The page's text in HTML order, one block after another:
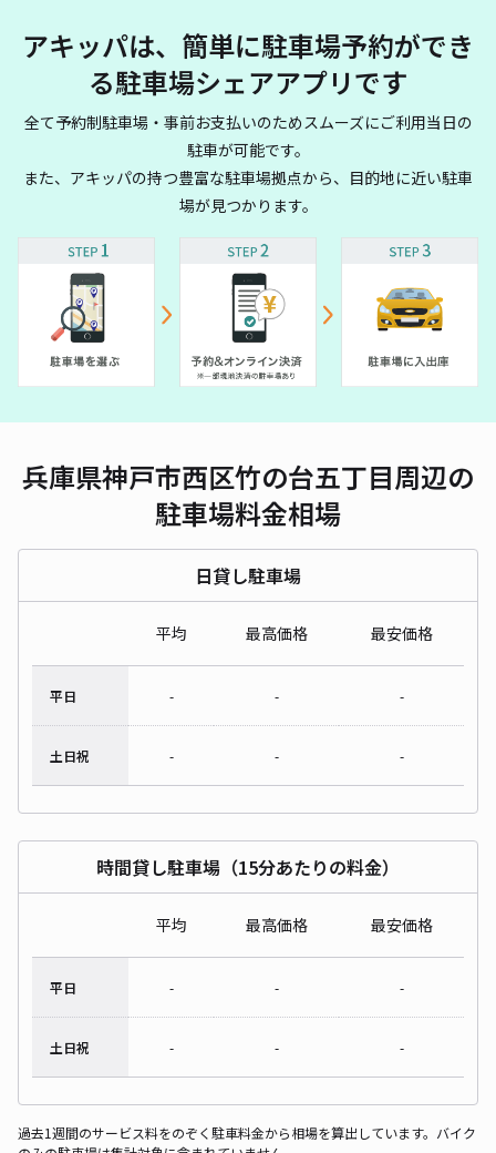
アキッパは、簡単に駐車場予約ができ
る駐車場シェアアプリです
全て予約制駐車場・事前お支払いのためスムーズにご利用当日の
駐車が可能です。
また、アキッパの持つ豊富な駐車場拠点から、目的地に近い駐車
場が見つかります。
兵庫県神戸市西区竹の台五丁目周辺の
駐車場料金相場
日貸し駐車場
平均 最高価格 最安価格
平日 - - -
土日祝 - - -
時間貸し駐車場（15分あたりの料金）
平均 最高価格 最安価格
平日 - - -
土日祝 - - -
過去1週間のサービス料をのぞく駐車料金から相場を算出しています。バイク